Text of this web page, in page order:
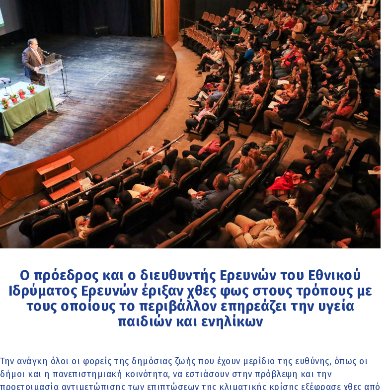
Ο πρόεδρος και ο διευθυντής Ερευνών του Εθνικού
Ιδρύματος Ερευνών έριξαν χθες φως στους τρόπους με
τους οποίους το περιβάλλον επηρεάζει την υγεία
παιδιών και ενηλίκων
Την ανάγκη όλοι οι φορείς της δημόσιας ζωής που έχουν μερίδιο της ευθύνης, όπως οι
δήμοι και η πανεπιστημιακή κοινότητα, να εστιάσουν στην πρόβλεψη και την
προετοιμασία αντιμετώπισης των επιπτώσεων της κλιματικής κρίσης εξέφρασε χθες από